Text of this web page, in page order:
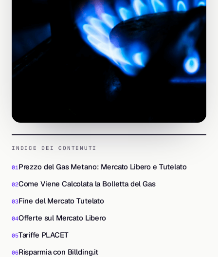
INDICE DEI CONTENUTI
Prezzo del Gas Metano: Mercato Libero e Tutelato
Come Viene Calcolata la Bolletta del Gas
Fine del Mercato Tutelato
Offerte sul Mercato Libero
Tariffe PLACET
Risparmia con Billding.it